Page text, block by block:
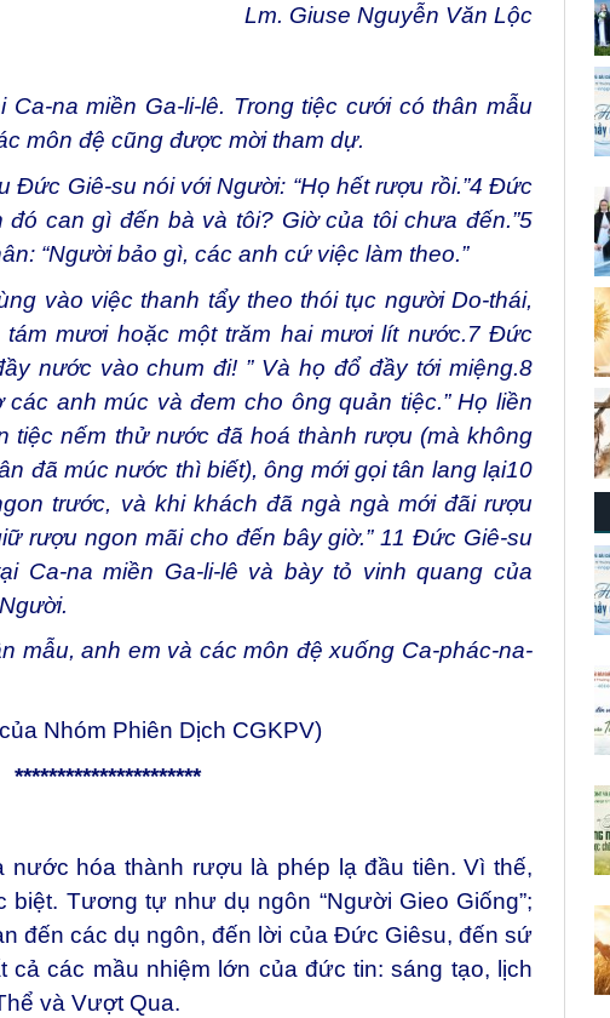
Lm. Giuse Nguyễn Văn Lộc
na miền Ga-li-lê. Trong tiệc cưới có thân mẫu
môn đệ cũng được mời tham dự.
Đức Giê-su nói với Người: “Họ hết rượu rồi.”4 Đức
đó can gì đến bà và tôi? Giờ của tôi chưa đến.”5
“Người bảo gì, các anh cứ việc làm theo.”
vào việc thanh tẩy theo thói tục người Do-thái,
mươi hoặc một trăm hai mươi lít nước.7 Đức
nước vào chum đi! ” Và họ đổ đầy tới miệng.8
anh múc và đem cho ông quản tiệc.” Họ liền
tiệc nếm thử nước đã hoá thành rượu (mà không
đã múc nước thì biết), ông mới gọi tân lang lại10
trước, và khi khách đã ngà ngà mới đãi rượu
rượu ngon mãi cho đến bây giờ.” 11 Đức Giê-su
Ca-na miền Ga-li-lê và bày tỏ vinh quang của
mẫu, anh em và các môn đệ xuống Ca-phác-na-
Nhóm Phiên Dịch CGKPV)
**********************
nước hóa thành rượu là phép lạ đầu tiên. Vì thế,
Tương tự như dụ ngôn “Người Gieo Giống”;
đến các dụ ngôn, đến lời của Đức Giêsu, đến sứ
cả các mầu nhiệm lớn của đức tin: sáng tạo, lịch
và Vượt Qua.